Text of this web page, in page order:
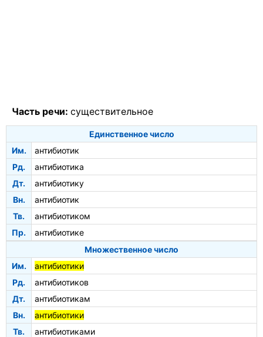
Часть речи: существительное
Единственное число
Им.
антибиотик
Рд.
антибиотика
Дт.
антибиотику
Вн.
антибиотик
Тв.
антибиотиком
Пр.
антибиотике
Множественное число
Им.
антибиотики
Рд.
антибиотиков
Дт.
антибиотикам
Вн.
антибиотики
Тв.
антибиотиками